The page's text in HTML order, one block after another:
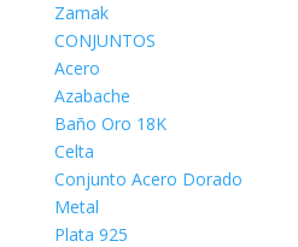
Zamak
CONJUNTOS
Acero
Azabache
Baño Oro 18K
Celta
Conjunto Acero Dorado
Metal
Plata 925